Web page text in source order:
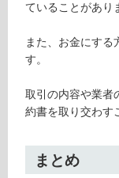
ていることがあり
また、お金にする
す。
取引の内容や業者
約書を取り交わす
まとめ